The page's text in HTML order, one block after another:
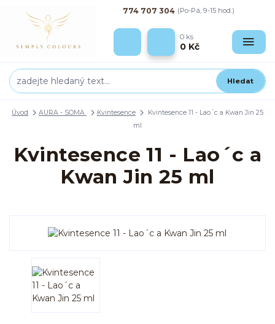
Hledat
774 707 304 (Po-Pá, 9-15 hod.)
0 ks
0 Kč
Úvod AURA - SOMA Kvintesence
Kvintesence 11 - Lao´c a Kwan Jin 25
ml
Kvintesence 11 - Lao´c a
Kwan Jin 25 ml